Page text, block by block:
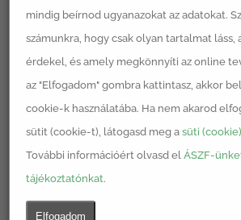
mindig beírnod ugyanazokat az adatokat.
számunkra, hogy csak olyan tartalmat
érdekel, és amely megkönnyíti az online
az "Elfogadom" gombra kattintasz, akkor
cookie-k használatába. Ha nem akarod
sütit (cookie-t), látogasd meg asüti
További információért olvasd elÁSZF-
tájékoztatónkat.
Elfogadom
minden adatot.
So far Virág Bettina has
entries.